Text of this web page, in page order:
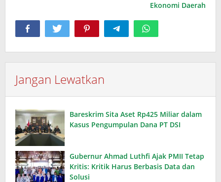
Ekonomi Daerah
Jangan Lewatkan
Bareskrim Sita Aset Rp425 Miliar dalam
Kasus Pengumpulan Dana PT DSI
Gubernur Ahmad Luthfi Ajak PMII Tetap
Kritis: Kritik Harus Berbasis Data dan
Solusi